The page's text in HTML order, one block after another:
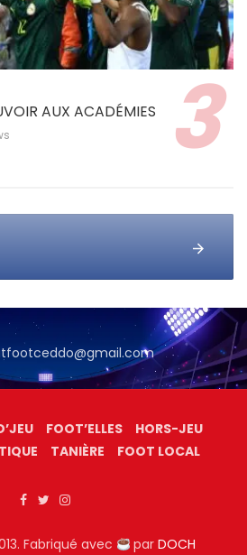
AUX ACADÉMIES
FOOT’ELLES
HORS-JEU
TANIÈRE FOOT LOCAL
Fabriqué avec parDOCH